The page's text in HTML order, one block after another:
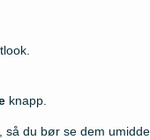
knapp.
du bør se dem